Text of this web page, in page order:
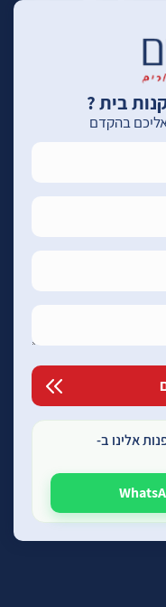
בית ?
בהקדם
אלינו ב-